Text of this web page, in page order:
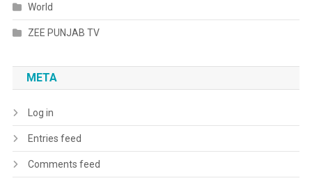
World
ZEE PUNJAB TV
META
Log in
Entries feed
Comments feed